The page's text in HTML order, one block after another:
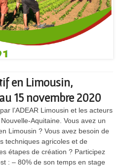
en Limousin,
15 novembre 2020
l’ADEAR Limousin et les acteurs
Aquitaine. Vous avez un
Limousin ? Vous avez besoin de
techniques agricoles et de
étapes de création ? Participez
: – 80% de son temps en stage